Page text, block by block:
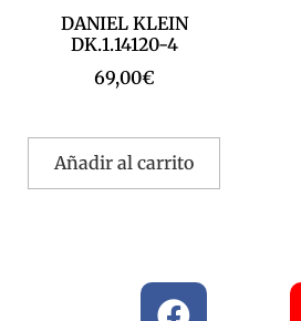
DANIEL KLEIN
DK.1.14120-4
69,00€
Añadir al carrito